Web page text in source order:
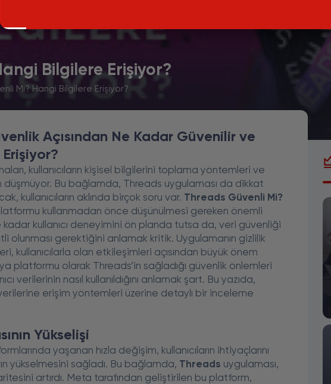
Bilgilere Erişiyor?
Mi? Hangi Bilgilere Erişiyor?
Açısından Ne Kadar Güvenilir ve
Erişiyor?
kullanıcıların kişisel bilgilerini toplama yöntemleri ve
Bu bağlamda, Threads uygulaması da dikkat
kullanıcıların aklında birçok soru var. Threads Güvenli Mi?
kullanmadan önce düşünülmesi gereken önemli
kadar kullanıcı deneyimini ön planda tutsa da, veri güvenliği
olunması gerektiğini anlamak kritik. Uygulamanın gizlilik
kullanıcılarla olan etkileşimleri açısından büyük önem
platformu olarak Threads’in sağladığı güvenlik önlemleri
verilerinin nasıl kullanıldığını anlamak şart. Bu yazıda,
verilerine erişim yöntemleri üzerine detaylı bir inceleme
Yükselişi
yaşanan hızla değişim, kullanıcıların ihtiyaçlarını
yükselmesini sağladı. Bu bağlamda, Threads uygulaması,
artırdı. Meta tarafından geliştirilen bu platform,